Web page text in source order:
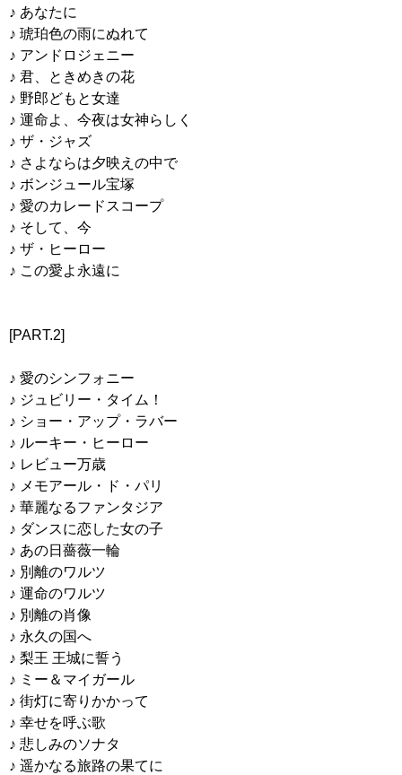
♪ あなたに
♪ 琥珀色の雨にぬれて
♪ アンドロジェニー
♪ 君、ときめきの花
♪ 野郎どもと女達
♪ 運命よ、今夜は女神らしく
♪ ザ・ジャズ
♪ さよならは夕映えの中で
♪ ボンジュール宝塚
♪ 愛のカレードスコープ
♪ そして、今
♪ ザ・ヒーロー
♪ この愛よ永遠に
[PART.2]
♪ 愛のシンフォニー
♪ ジュビリー・タイム！
♪ ショー・アップ・ラバー
♪ ルーキー・ヒーロー
♪ レビュー万歳
♪ メモアール・ド・パリ
♪ 華麗なるファンタジア
♪ ダンスに恋した女の子
♪ あの日薔薇一輪
♪ 別離のワルツ
♪ 運命のワルツ
♪ 別離の肖像
♪ 永久の国へ
♪ 梨王 王城に誓う
♪ ミー＆マイガール
♪ 街灯に寄りかかって
♪ 幸せを呼ぶ歌
♪ 悲しみのソナタ
♪ 遥かなる旅路の果てに